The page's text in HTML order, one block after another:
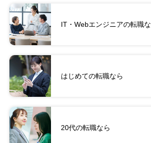
IT・Webエンジニアの転職
はじめての転職なら
20代の転職なら